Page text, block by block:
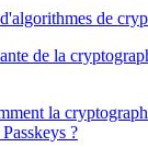
de
de la
la
?